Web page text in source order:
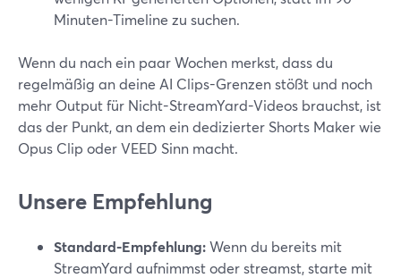
Minuten-Timeline zu suchen.
Wenn du nach ein paar Wochen merkst, dass du
regelmäßig an deine AI Clips-Grenzen stößt und noch
mehr Output für Nicht-StreamYard-Videos brauchst, ist
das der Punkt, an dem ein dedizierter Shorts Maker wie
Opus Clip oder VEED Sinn macht.
Unsere Empfehlung
Standard-Empfehlung:Wenn du bereits mit
StreamYard aufnimmst oder streamst, starte mit